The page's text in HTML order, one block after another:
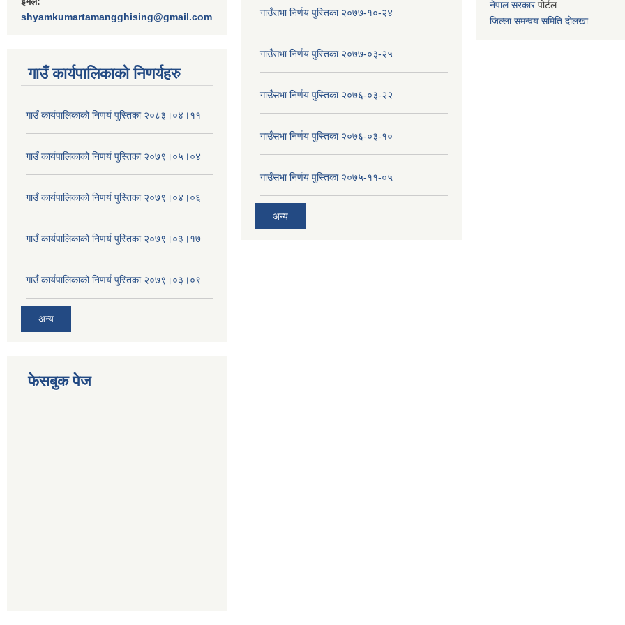
shyamkumartamangghising@gmail.com
गाउँ कार्यपालिकाकाे निणर्यहरु
गाउँ कार्यपालिकाको निणर्य पुस्तिका २०८३।०४।११
गाउँ कार्यपालिकाको निणर्य पुस्तिका २०७९।०५।०४
गाउँ कार्यपालिकाको निणर्य पुस्तिका २०७९।०४।०६
गाउँ कार्यपालिकाको निणर्य पुस्तिका २०७९।०३।१७
गाउँ कार्यपालिकाको निणर्य पुस्तिका २०७९।०३।०९
अन्य
गाउँसभा निर्णय पुस्तिका २०७७-१०-२४
गाउँसभा निर्णय पुस्तिका २०७७-०३-२५
गाउँसभा निर्णय पुस्तिका २०७६-०३-२२
गाउँसभा निर्णय पुस्तिका २०७६-०३-१०
गाउँसभा निर्णय पुस्तिका २०७५-११-०५
अन्य
नेपाल सरकारपोर्टल
जिल्ला समन्वय समिति दोलखा
फेसबुक पेज